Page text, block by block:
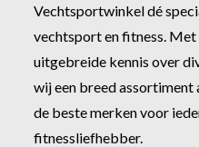
Vechtsportwinkel dé
vechtsport en fitness.
uitgebreide kennis over
wij een breed
de beste merken voor
fitnessliefhebber.